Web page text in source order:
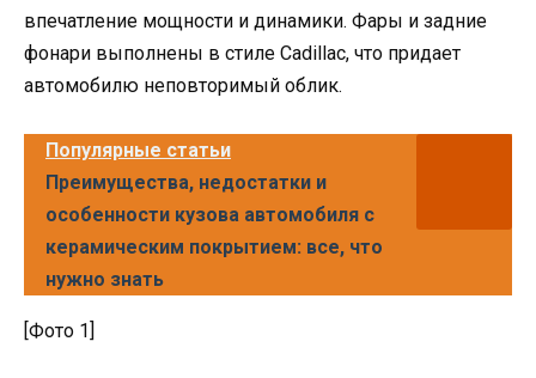
впечатление мощности и динамики. Фары и задние
фонари выполнены в стиле Cadillac, что придает
автомобилю неповторимый облик.
Популярные статьи
Преимущества, недостатки и
особенности кузова автомобиля с
керамическим покрытием: все, что
нужно знать
[Фото 1]